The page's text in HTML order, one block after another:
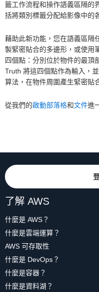
籤工作流程和操作語義區隔的
括將類別標籤分配給影像中的
藉助此新功能，您在語義區隔
製緊密貼合的多邊形，或使用
四個點：分別位於物件的最頂
Truth 將這四個點作為輸入，
算法，在物件周圍產生緊密貼
從我們的啟動部落格和文件進
了解 AWS
什麼是 AWS？
什麼是雲端運算？
AWS 可存取性
什麼是 DevOps？
什麼是容器？
什麼是資料湖？